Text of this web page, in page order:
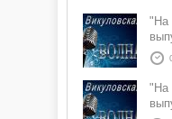
"На
"На